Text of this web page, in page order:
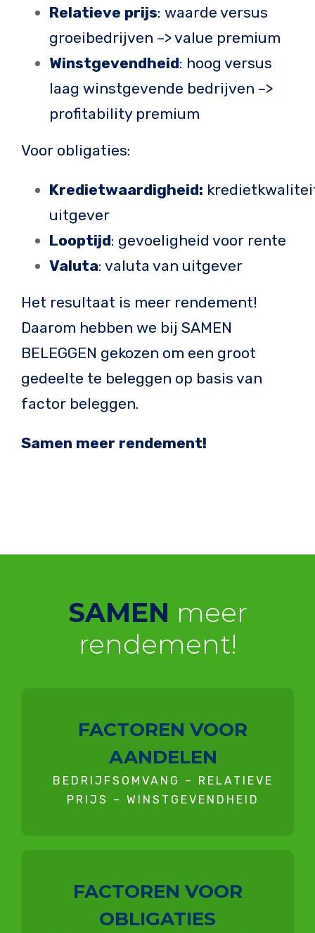
Relatieve prijs: waarde versus
groeibedrijven –> value premium
Winstgevendheid: hoog versus
laag winstgevende bedrijven –>
profitability premium
Voor obligaties:
Kredietwaardigheid:
uitgever
Looptijd: gevoeligheid voor rente
Valuta: valuta van uitgever
Het resultaat is meer rendement!
Daarom hebben we bij SAMEN
BELEGGEN gekozen om een groot
gedeelte te beleggen op basis van
factor beleggen.
Samen meer rendement!
SAMEN meer
rendement!
FACTOREN VOOR
AANDELEN
BEDRIJFSOMVANG – RELATIEVE
PRIJS – WINSTGEVENDHEID
FACTOREN VOOR
OBLIGATIES